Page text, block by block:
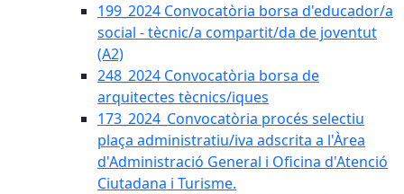
199_2024 Convocatòria borsa d'educador/a
social - tècnic/a compartit/da de joventut
(A2)
248_2024 Convocatòria borsa de
arquitectes tècnics/iques
173_2024_Convocatòria procés selectiu
plaça administratiu/iva adscrita a l'Àrea
d'Administració General i Oficina d'Atenció
Ciutadana i Turisme.